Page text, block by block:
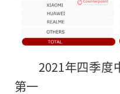
2021年四季度
第一